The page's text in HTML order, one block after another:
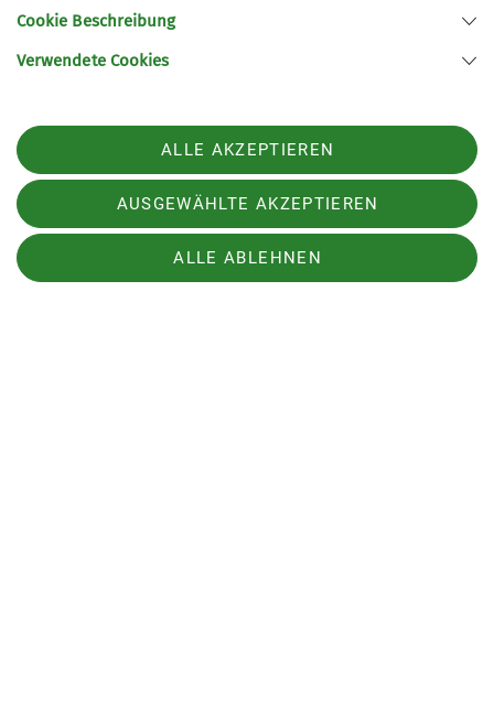
mit einem ausgiebigen Frühstück in den Tag
Interesse und Verhalten vor Ort. Und ein Danke
Wochenende.
Cookie Beschreibung
Verwendete Cookies
ALLE AKZEPTIEREN
AUSGEWÄHLTE AKZEPTIEREN
ALLE ABLEHNEN